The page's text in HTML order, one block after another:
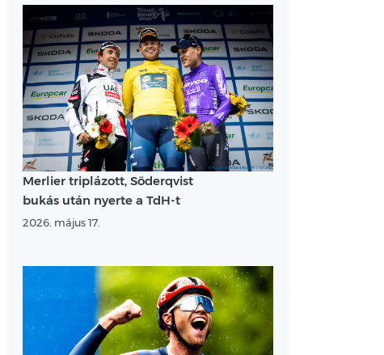
Merlier triplázott, Söderqvist
bukás után nyerte a TdH-t
2026. május 17.